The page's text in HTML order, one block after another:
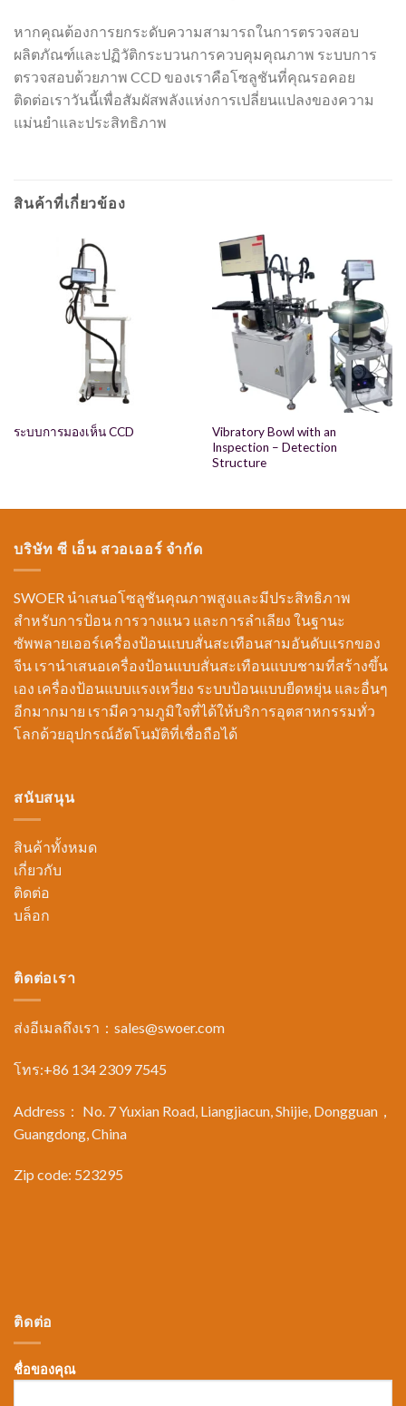
หากคุณต้องการยกระดับความสามารถในการตรวจสอบ
ผลิตภัณฑ์และปฏิวัติกระบวนการควบคุมคุณภาพ ระบบการ
ตรวจสอบด้วยภาพ CCD ของเราคือโซลูชันที่คุณรอคอย
ติดต่อเราวันนี้เพื่อสัมผัสพลังแห่งการเปลี่ยนแปลงของความ
แม่นยำและประสิทธิภาพ
สินค้าที่เกี่ยวข้อง
ระบบการมองเห็น CCD
Vibratory Bowl with an
Inspection – Detection
Structure
บริษัท ซี เอ็น สวอเออร์ จำกัด
SWOER นำเสนอโซลูชันคุณภาพสูงและมีประสิทธิภาพ
สำหรับการป้อน การวางแนว และการลำเลียง ในฐานะ
ซัพพลายเออร์เครื่องป้อนแบบสั่นสะเทือนสามอันดับแรกของ
จีน เรานำเสนอเครื่องป้อนแบบสั่นสะเทือนแบบชามที่สร้างขึ้น
เอง เครื่องป้อนแบบแรงเหวี่ยง ระบบป้อนแบบยืดหยุ่น และอื่นๆ
อีกมากมาย เรามีความภูมิใจที่ได้ให้บริการอุตสาหกรรมทั่ว
โลกด้วยอุปกรณ์อัตโนมัติที่เชื่อถือได้
สนับสนุน
สินค้าทั้งหมด
เกี่ยวกับ
ติดต่อ
บล็อก
ติดต่อเรา
ส่งอีเมลถึงเรา： sales@swoer.com
โทร:+86 134 2309 7545
Address： No. 7 Yuxian Road, Liangjiacun, Shijie, Dongguan，
Guangdong, China
Zip code: 523295
ติดต่อ
ชื่อของคุณ